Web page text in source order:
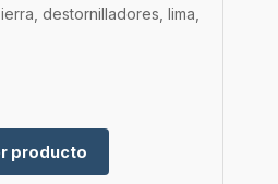
destornilladores, lima,
producto